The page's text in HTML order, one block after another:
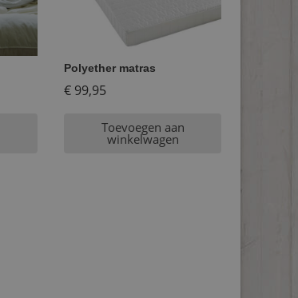
Polyether matras
€ 99,95
Toevoegen aan
winkelwagen